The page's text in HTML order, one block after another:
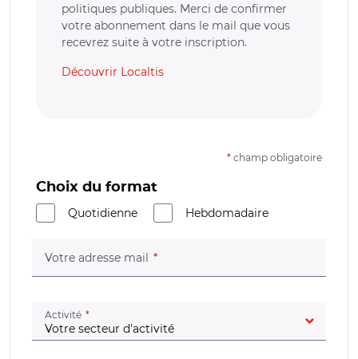
politiques publiques. Merci de confirmer
votre abonnement dans le mail que vous
recevrez suite à votre inscription.
Découvrir Localtis
* champ obligatoire
Choix du format
Quotidienne
Hebdomadaire
Votre adresse mail (champ obligatoire)
Activité (champ obligatoire)